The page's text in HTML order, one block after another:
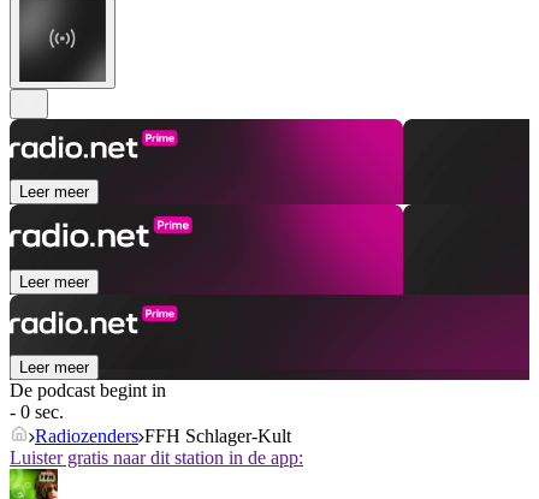
Leer meer
Leer meer
Leer meer
De podcast begint in
- 0 sec.
Radiozenders FFH Schlager-Kult
Luister gratis naar dit station in de app: